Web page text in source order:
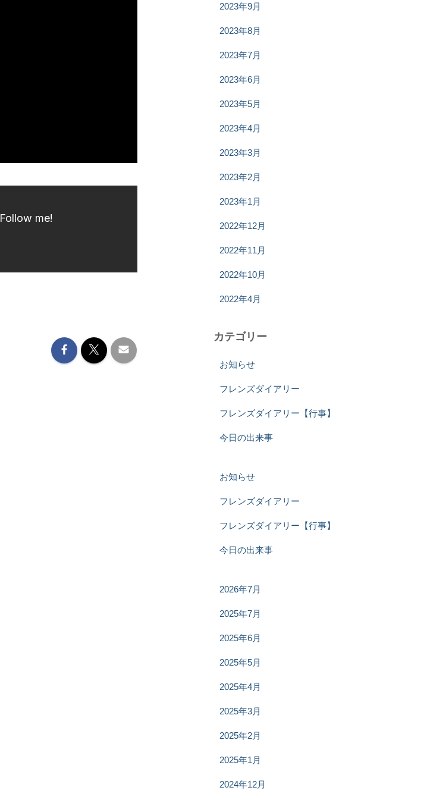
Follow me!
2023年9月
2023年8月
2023年7月
2023年6月
2023年5月
2023年4月
2023年3月
2023年2月
2023年1月
2022年12月
2022年11月
2022年10月
2022年4月
カテゴリー
お知らせ
フレンズダイアリー
フレンズダイアリー【行事】
今日の出来事
お知らせ
フレンズダイアリー
フレンズダイアリー【行事】
今日の出来事
2026年7月
2025年7月
2025年6月
2025年5月
2025年4月
2025年3月
2025年2月
2025年1月
2024年12月